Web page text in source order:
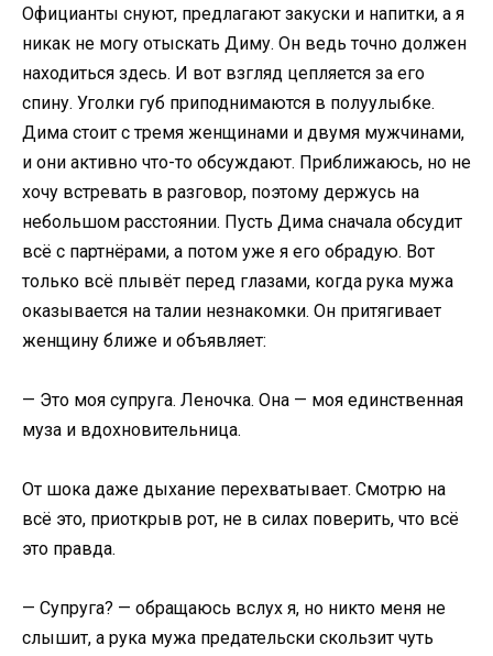
Официанты снуют, предлагают закуски и напитки, а я
никак не могу отыскать Диму. Он ведь точно должен
находиться здесь. И вот взгляд цепляется за его
спину. Уголки губ приподнимаются в полуулыбке.
Дима стоит с тремя женщинами и двумя мужчинами,
и они активно что-то обсуждают. Приближаюсь, но не
хочу встревать в разговор, поэтому держусь на
небольшом расстоянии. Пусть Дима сначала обсудит
всё с партнёрами, а потом уже я его обрадую. Вот
только всё плывёт перед глазами, когда рука мужа
оказывается на талии незнакомки. Он притягивает
женщину ближе и объявляет:
— Это моя супруга. Леночка. Она — моя единственная
муза и вдохновительница.
От шока даже дыхание перехватывает. Смотрю на
всё это, приоткрыв рот, не в силах поверить, что всё
это правда.
— Супруга? — обращаюсь вслух я, но никто меня не
слышит, а рука мужа предательски скользит чуть